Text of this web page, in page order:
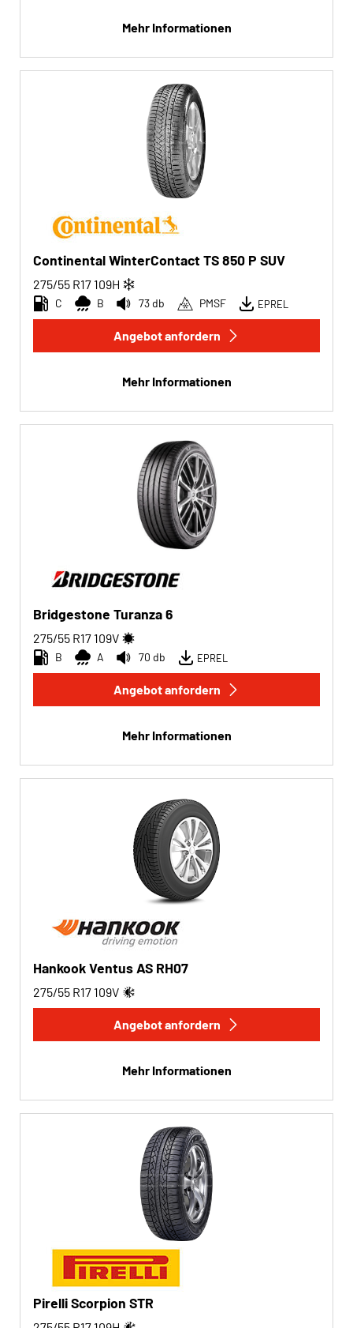
Mehr Informationen
Continental WinterContact TS 850 P SUV
275/55 R17 109H
C B 73 db PMSF EPREL
Angebot anfordern
Mehr Informationen
Bridgestone Turanza 6
275/55 R17 109V
B A 70 db EPREL
Angebot anfordern
Mehr Informationen
Hankook Ventus AS RH07
275/55 R17 109V
Angebot anfordern
Mehr Informationen
Pirelli Scorpion STR